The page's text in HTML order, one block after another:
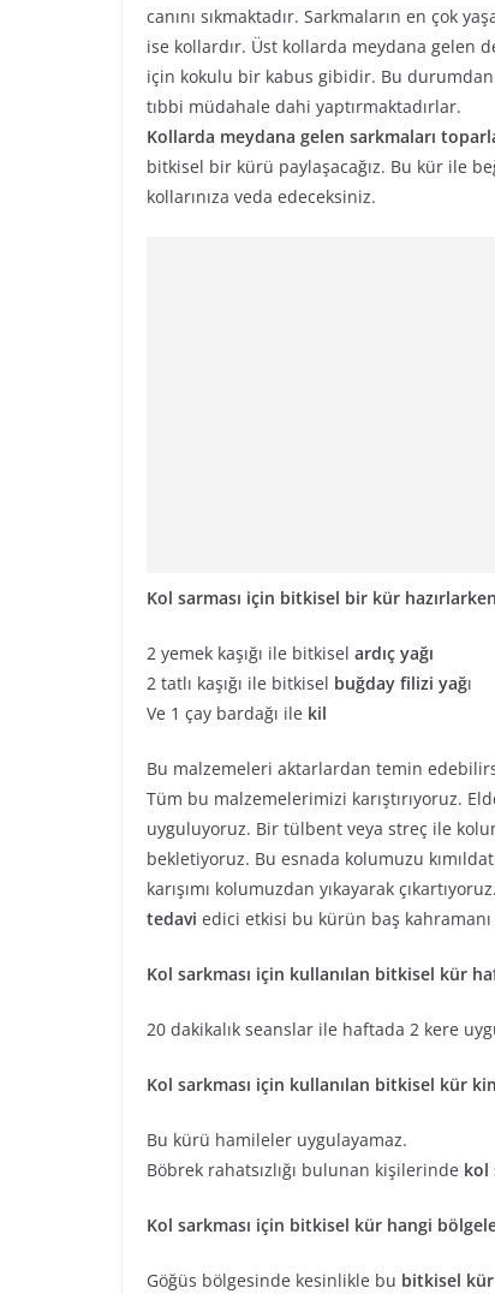
canını sıkmaktadır. Sarkmaların en çok
ise kollardır. Üst kollarda meydana gelen
için kokulu bir kabus gibidir. Bu
tıbbi müdahale dahi yaptırmaktadırlar.
Kollarda meydana gelen sarkmaları
bitkisel bir kürü paylaşacağız. Bu kür ile
kollarınıza veda edeceksiniz.
Kol sarması için bitkisel bir kür
2 yemek kaşığı ile bitkisel ardıç yağı
2 tatlı kaşığı ile bitkisel buğday filizi yağı
Ve 1 çay bardağı ile kil
Bu malzemeleri aktarlardan temin
Tüm bu malzemelerimizi karıştırıyoruz.
uyguluyoruz. Bir tülbent veya streç ile
bekletiyoruz. Bu esnada kolumuzu
karışımı kolumuzdan yıkayarak
tedavi edici etkisi bu kürün baş kahramanı
Kol sarkması için kullanılan bitkisel kür
20 dakikalık seanslar ile haftada 2 kere
Kol sarkması için kullanılan bitkisel kür
Bu kürü hamileler uygulayamaz.
Böbrek rahatsızlığı bulunan kişilerinde kol
Kol sarkması için bitkisel kür hangi
Göğüs bölgesinde kesinlikle bu bitkisel kür